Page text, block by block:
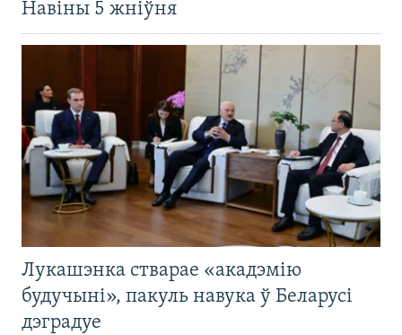
Навіны 5 жніўня
Лукашэнка стварае «акадэмію
будучыні», пакуль навука ў Беларусі
дэградуе